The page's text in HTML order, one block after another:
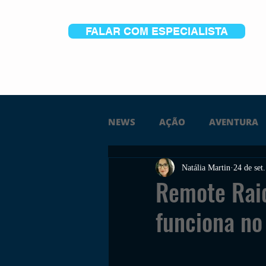
FALAR COM ESPECIALISTA
NEWS AÇÃO AVENTURA
FICÇÃO TERROR PC
TRAILER PLATAFORMA
Remote
funciona
Natália Martin 24 de